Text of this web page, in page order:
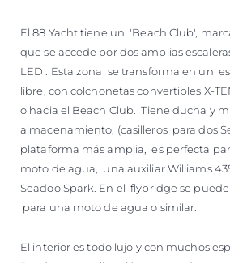
El 88 Yacht tiene un 'Beach Club',
que se accede por dos amplias
LED . Esta zona se transforma en un
libre, con colchonetas convertibles X-
o hacia el Beach Club. Tiene ducha y
almacenamiento, (casilleros para dos
plataforma más amplia, es perfecta
moto de agua, una auxiliar Williams
Seadoo Spark. En el flybridge se
para una moto de agua o similar.
El interior es todo lujo y con muchos